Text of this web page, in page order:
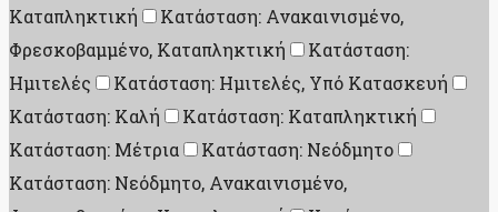
Καταπληκτική
Κατάσταση: Ανακαινισμένο,
Φρεσκοβαμμένο, Καταπληκτική
Κατάσταση:
Ημιτελές
Κατάσταση: Ημιτελές, Υπό Κατασκευή
Κατάσταση: Καλή
Κατάσταση: Καταπληκτική
Κατάσταση: Μέτρια
Κατάσταση: Νεόδμητο
Κατάσταση: Νεόδμητο, Ανακαινισμένο,